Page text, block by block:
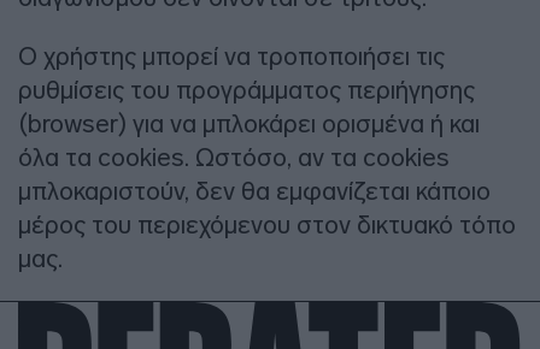
Ο χρήστης μπορεί να τροποποιήσει τις
ρυθμίσεις του προγράμματος περιήγησης
(browser) για να μπλοκάρει ορισμένα ή και
όλα τα cookies. Ωστόσο, αν τα cookies
μπλοκαριστούν, δεν θα εμφανίζεται κάποιο
μέρος του περιεχόμενου στον δικτυακό τόπο
μας.